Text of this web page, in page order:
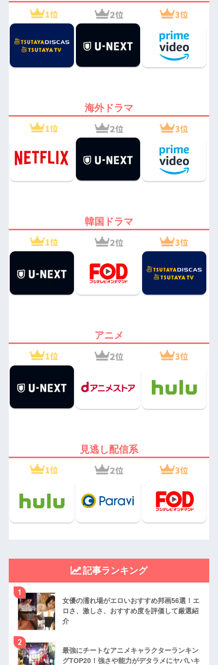
海外ドラマ
韓国ドラマ
アニメ
見逃し配信系
記事ランキング
1
女優の濡れ場がエロいおすすめ邦画56選！エ
ロさ、激しさ、おすすめ度を評価して厳選紹
介
2
最強にチートなアニメキャラクターランキン
グTOP20！強さや能力がデタラメにヤバいキ